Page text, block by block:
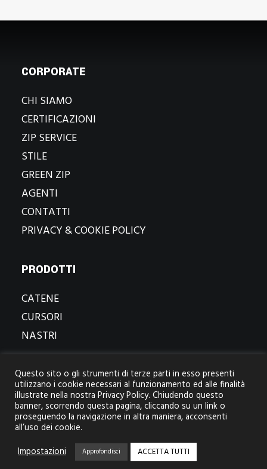
CORPORATE
CHI SIAMO
CERTIFICAZIONI
ZIP SERVICE
STILE
GREEN ZIP
AGENTI
CONTATTI
PRIVACY & COOKIE POLICY
PRODOTTI
CATENE
CURSORI
NASTRI
CONTATTI
© 2022 ZIP GFD spa All rights reserved
Via delle rose, 11/a
70026 modugno / bari / italia
p.iva.06054960726
MARIOMATERA.COM
Questo sito o gli strumenti di terze parti in esso presenti
utilizzano i cookie necessari al funzionamento ed alle finalità
illustrate nella nostra Privacy Policy. Chiudendo questo
banner, scorrendo questa pagina, cliccando su un link o
proseguendo la navigazione in altra maniera, acconsenti
all’uso dei cookie.
Impostazioni
Approfondisci ACCETTA TUTTI